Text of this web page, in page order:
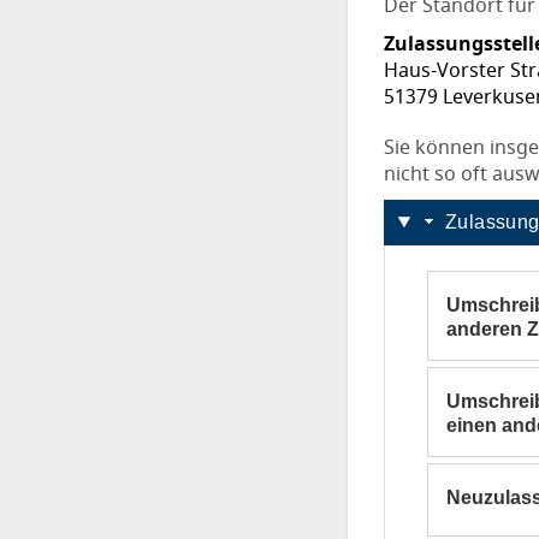
Der Standort
Haus-Vorster
51379
Sie können
nicht so oft
anderen
Tooltip
Sind Sie
Den Weiter-
einen
Tooltip
Ein in
Den Weiter-
Tooltip